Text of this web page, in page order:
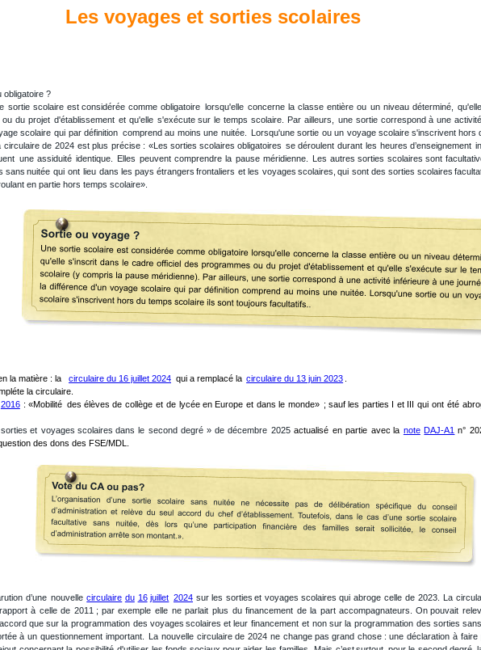
Les voyages et sorties scolaires
obligatoire ?
sortie scolaire est considérée comme obligatoire lorsqu'elle concerne la classe entière ou un niveau déterminé, qu'elle
ou du projet d'établissement et qu'elle s'exécute sur le temps scolaire. Par ailleurs, une sortie correspond à une activité
scolaire qui par définition comprend au moins une nuitée. Lorsqu'une sortie ou un voyage scolaire s'inscrivent hors
circulaire de 2024 est plus précise : «Les sorties scolaires obligatoires se déroulent durant les heures d’enseignement
une assiduité identique. Elles peuvent comprendre la pause méridienne. Les autres sorties scolaires sont
sans nuitée qui ont lieu dans les pays étrangers frontaliers et les voyages scolaires, qui sont des sorties scolaires
en partie hors temps scolaire».
la matière : la circulaire du 16 juillet 2024 qui a remplacé la circulaire du 13 juin 2023
la circulaire.
2016 : «Mobilité des élèves de collège et de lycée en Europe et dans le monde» ; sauf les parties I et III qui ont été
sorties et voyages scolaires dans le second degré » de décembre 2025 actualisé en partie avec la note DAJ-A1 n°
des dons des FSE/MDL.
d’une nouvelle circulaire du 16 juillet 2024 sur les sorties et voyages scolaires qui abroge celle de 2023. La
rapport à celle de 2011 ; par exemple elle ne parlait plus du financement de la part accompagnateurs. On pouvait
accord que sur la programmation des voyages scolaires et leur financement et non sur la programmation des sorties sans
à un questionnement important. La nouvelle circulaire de 2024 ne change pas grand chose : une déclaration à faire